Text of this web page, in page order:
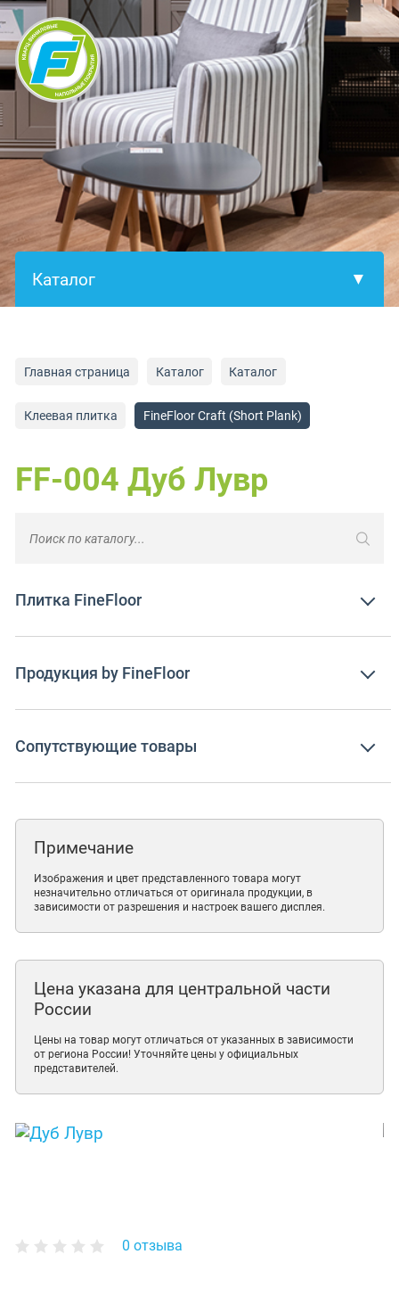
Главная страница Каталог Каталог
Клеевая плитка FineFloor Craft (Short Plank)
FF-004 Дуб Лувр
Плитка FineFloor
Продукция by FineFloor
Сопутствующие товары
Примечание
Изображения и цвет представленного товара могут
незначительно отличаться от оригинала продукции, в
зависимости от разрешения и настроек вашего дисплея.
Цена указана для центральной части
России
Цены на товар могут отличаться от указанных в зависимости
от региона России! Уточняйте цены у официальных
представителей.
0 отзыва
×